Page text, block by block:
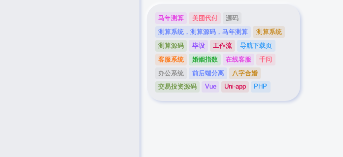
马年测算 美团代付
源码
测算系统，测算源码，马年测算
测算系统
测算源码
毕设 工作流
导航下载页
客服系统
婚姻指数 在线客服
千问
办公系统
前后端分离
八字合婚
交易投资源码
Vue Uni-app PHP